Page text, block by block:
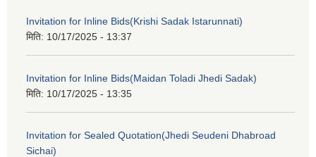
Invitation for Inline Bids(Krishi Sadak Istarunnati)
मिति: 10/17/2025 - 13:37
Invitation for Inline Bids(Maidan Toladi Jhedi Sadak)
मिति: 10/17/2025 - 13:35
Invitation for Sealed Quotation(Jhedi Seudeni Dhabroad
Sichai)